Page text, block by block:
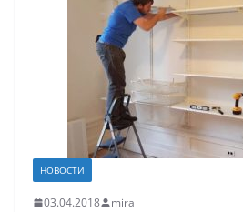
НОВОСТИ
03.04.2018 mira